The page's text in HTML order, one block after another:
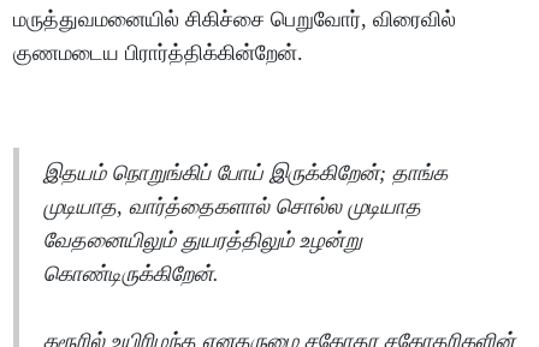
மருத்துவமனையில் சிகிச்சை பெறுவோர், விரைவில்
குணமடைய பிரார்த்திக்கின்றேன்.
இதயம் நொறுங்கிப் போய் இருக்கிறேன்; தாங்க
முடியாத, வார்த்தைகளால் சொல்ல முடியாத
வேதனையிலும் துயரத்திலும் உழன்று
கொண்டிருக்கிறேன்.
கரூரில் உயிரிழந்த எனதருமை சகோதர சகோதரிகளின்